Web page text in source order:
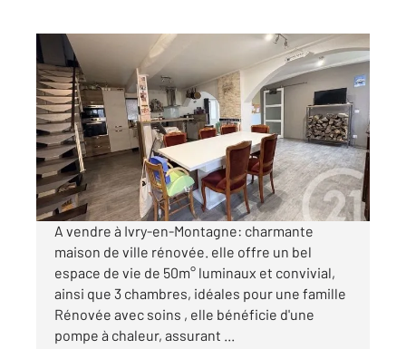
VAL MONT 21
111 m , 4 pièces
Ref : 8078
Maison à vendre
150 000 €
Visiter le site dédié
A vendre à Ivry-en-Montagne: charmante
maison de ville rénovée. elle offre un bel
espace de vie de 50m° luminaux et convivial,
ainsi que 3 chambres, idéales pour une famille
Rénovée avec soins , elle bénéficie d'une
pompe à chaleur, assurant ...